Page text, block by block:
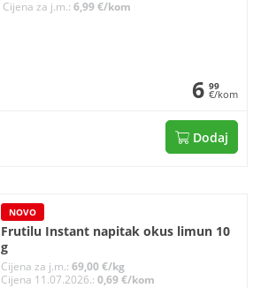
Cijena za j.m.: 6,99 €/kom
6 99
€/kom
Dodaj
NOVO
Frutilu Instant napitak okus limun 10
g
Cijena za j.m.:69,00 €/kg
Cijena 11.07.2026.:0,69 €/kom